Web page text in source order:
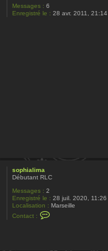
Messages : 6
Enregistré le : 28 avr. 2011, 21:14
sophialima
Débutant RLC
Messages : 2
Enregistré le : 28 juil. 2020, 11:26
Localisation : Marseille
Contact :